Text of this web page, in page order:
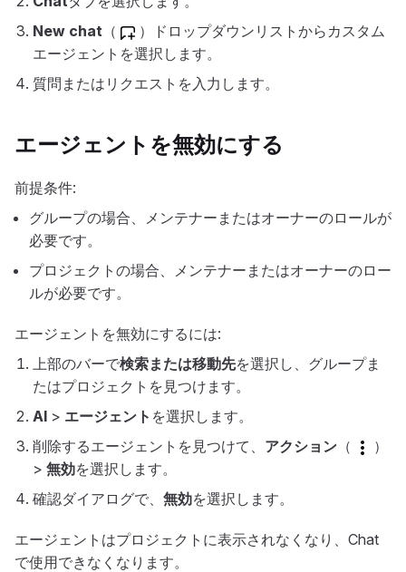
New chat （
）ドロップダウンリストからカスタム
エージェントを選択します。
質問またはリクエストを入力します。
エージェントを無効にする
前提条件:
グループの場合、メンテナーまたはオーナーのロールが
必要です。
プロジェクトの場合、メンテナーまたはオーナーのロー
ルが必要です。
エージェントを無効にするには:
上部のバーで検索または移動先を選択し、グループま
たはプロジェクトを見つけます。
AI > エージェント を選択します。
削除するエージェントを見つけて、 アクション （
）
> 無効を選択します。
確認ダイアログで、 無効を選択します。
エージェントはプロジェクトに表示されなくなり、Chat
で使用できなくなります。